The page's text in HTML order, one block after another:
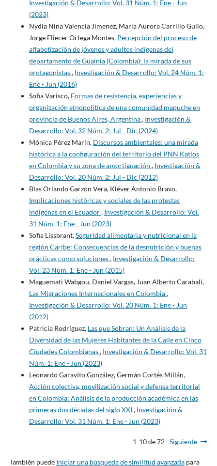
Investigación & Desarrollo: Vol. 31 Núm. 1: Ene - Jun
(2023)
Nydia Nina Valencia Jimenez, Maria Aurora Carrillo Gullo,
Jorge Eliecer Ortega Montes, Percepción del proceso de
alfabetización de jóvenes y adultos indígenas del
departamento de Guainía (Colombia): la mirada de sus
protagonistas, Investigación & Desarrollo: Vol. 24 Núm. 1:
Ene - Jun (2016)
Sofia Varisco, Formas de resistencia, experiencias y
organización etnopolítica de una comunidad mapuche en
provincia de Buenos Aires, Argentina, Investigación &
Desarrollo: Vol. 32 Núm. 2: Jul - Dic (2024)
Mónica Pérez Marín, Discursos ambientales: una mirada
histórica a la configuración del territorio del PNN Katíos
en Colombia y su zona de amortiguación , Investigación &
Desarrollo: Vol. 20 Núm. 2: Jul - Dic (2012)
Blas Orlando Garzón Vera, Kléver Antonio Bravo,
Implicaciones históricas y sociales de las protestas
indígenas en el Ecuador, Investigación & Desarrollo: Vol.
31 Núm. 1: Ene - Jun (2023)
Sofia Lissbrant,Seguridad alimentaria y nutricional en la
región Caribe: Consecuencias de la desnutrición y buenas
prácticas como soluciones, Investigación & Desarrollo:
Vol. 23 Núm. 1: Ene - Jun (2015)
Maguemati Wabgou, Daniel Vargas, Juan Alberto Carabali,
Las Migraciones Internacionales en Colombia,
Investigación & Desarrollo: Vol. 20 Núm. 1: Ene - Jun
(2012)
Patricia Rodríguez, Las que Sobran: Un Análisis de la
Diversidad de las Mujeres Habitantes de la Calle en Cinco
Ciudades Colombianas, Investigación & Desarrollo: Vol. 31
Núm. 1: Ene - Jun (2023)
Leonardo Garavito González, Germán Cortés Millán,
Acción colectiva, movilización social y defensa territorial
en Colombia: Análisis de la producción académica en las
primeras dos décadas del siglo XXI , Investigación &
Desarrollo: Vol. 31 Núm. 1: Ene - Jun (2023)
1-10 de 72 Siguiente
También puede Iniciar una búsqueda de similitud avanzadapara